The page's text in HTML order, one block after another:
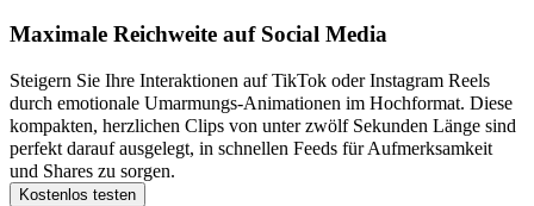
Maximale Reichweite auf Social Media
Steigern Sie Ihre Interaktionen auf TikTok oder Instagram Reels
durch emotionale Umarmungs-Animationen im Hochformat. Diese
kompakten, herzlichen Clips von unter zwölf Sekunden Länge sind
perfekt darauf ausgelegt, in schnellen Feeds für Aufmerksamkeit
und Shares zu sorgen.
Kostenlos testen